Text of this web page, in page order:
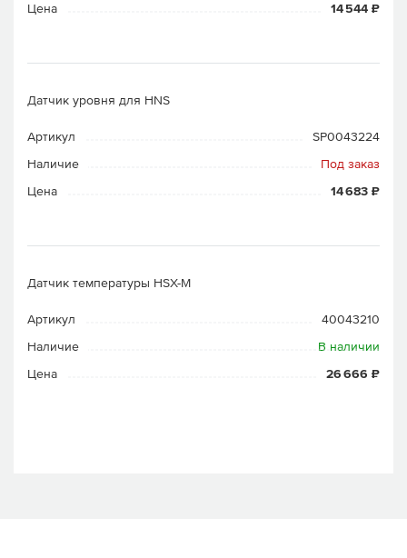
Цена
14 544 ₽
Датчик уровня для HNS
Артикул
SP0043224
Наличие
Под заказ
Цена
14 683 ₽
Датчик температуры HSX-M
Артикул
40043210
Наличие
В наличии
Цена
26 666 ₽